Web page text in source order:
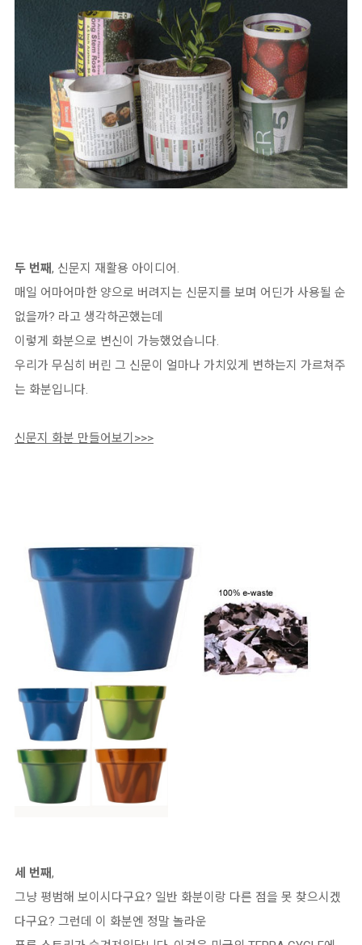
두 번째, 신문지 재활용 아이디어.
매일 어마어마한 양으로 버려지는 신문지를 보며 어딘가 사용될 순
없을까? 라고 생각하곤했는데
이렇게 화분으로 변신이 가능했었습니다.
우리가 무심히 버린 그 신문이 얼마나 가치있게 변하는지 가르쳐주
는 화분입니다.
신문지 화분 만들어보기>>>
세 번째,
그냥 평범해 보이시다구요? 일반 화분이랑 다른 점을 못 찾으시겠
다구요? 그런데 이 화분엔 정말 놀라운